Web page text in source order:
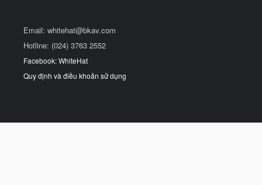
Email: whitehat@bkav.com
Hotline: (024) 3763 2552
Facebook: WhiteHat
Quy định và điều khoản sử dụng